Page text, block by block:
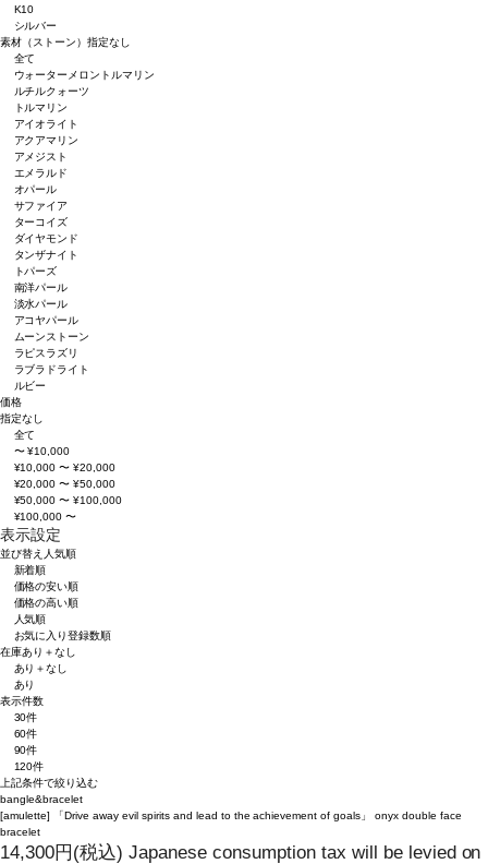
K10
シルバー
素材（ストーン） 指定なし
全て
ウォーターメロントルマリン
ルチルクォーツ
トルマリン
アイオライト
アクアマリン
アメジスト
エメラルド
オパール
サファイア
ターコイズ
ダイヤモンド
タンザナイト
トパーズ
南洋パール
淡水パール
アコヤパール
ムーンストーン
ラピスラズリ
ラブラドライト
ルビー
価格
指定なし
全て
〜 ¥10,000
¥10,000 〜 ¥20,000
¥20,000 〜 ¥50,000
¥50,000 〜 ¥100,000
¥100,000 〜
表示設定
並び替え 人気順
新着順
価格の安い順
価格の高い順
人気順
お気に入り登録数順
在庫あり＋なし
あり＋なし
あり
表示件数
30件
60件
90件
120件
上記条件で絞り込む
bangle&bracelet
[amulette] 「Drive away evil spirits and lead to the achievement of goals」 onyx double face
bracelet
14,300円 (税込) Japanese consumption tax will be levied on